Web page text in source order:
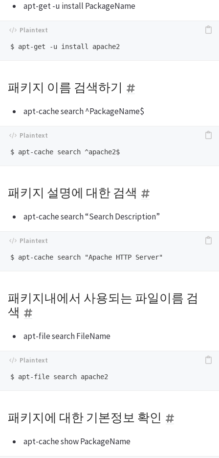
apt-get -u install PackageName
패키지 이름 검색하기
apt-cache search ^PackageName$
패키지 설명에 대한 검색
apt-cache search “Search Description”
패키지내에서 사용되는 파일이름 검
색
apt-file search FileName
패키지에 대한 기본정보 확인
apt-cache show PackageName